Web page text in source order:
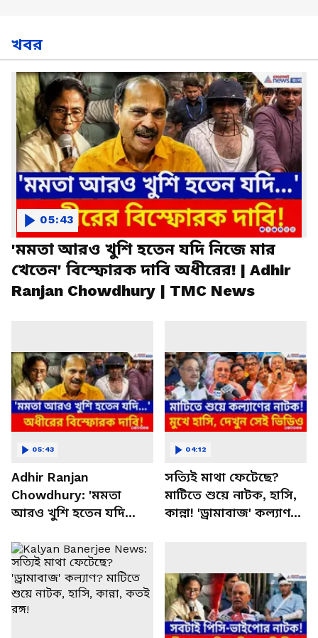
খবর
'মমতা আরও খুশি হতেন যদি নিজে মার
খেতেন' বিস্ফোরক দাবি অধীরের! | Adhir
Ranjan Chowdhury | TMC News
05:43
Adhir Ranjan
Chowdhury: 'মমতা
আরও খুশি হতেন যদি
বিস্ফোরক দাবি অধীরের!
05:43
সত্যিই মাথা ফেটেছে?
মাটিতে শুয়ে নাটক, হাসি,
কান্না! 'ড্রামাবাজ' কল্যাণ? |
04:12